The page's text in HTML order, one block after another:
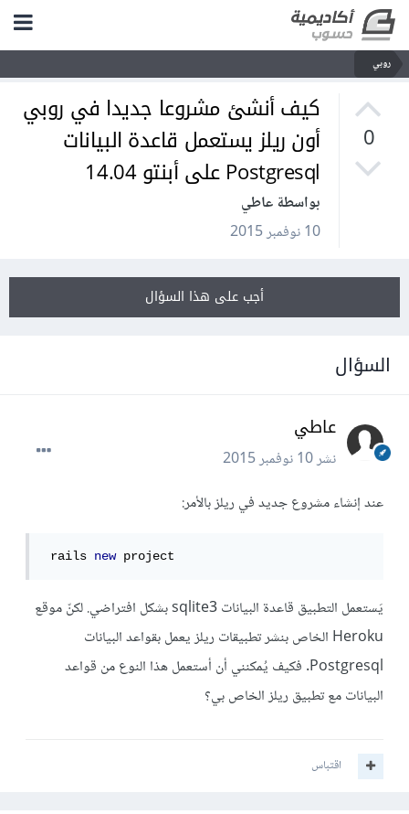
روبي
0
كيف أنشئ مشروعا جديدا في روبي
أون ريلز يستعمل قاعدة البيانات
Postgresql على أبنتو 14.04
بواسطة عاطي
10 نوفمبر 2015
أجب على هذا السؤال
السؤال
عاطي
نشر10 نوفمبر 2015
عند إنشاء مشروع جديد في ريلز بالأمر:
rails new project
يَستعمل التطبيق قاعدة البيانات sqlite3 بشكل افتراضي. لكنّ موقع
Heroku الخاص بنشر تطبيقات ريلز يعمل بقواعد البيانات
Postgresql. فكيف يُمكنني أن أستعمل هذا النوع من قواعد
البيانات مع تطبيق ريلز الخاص بي؟
اقتباس